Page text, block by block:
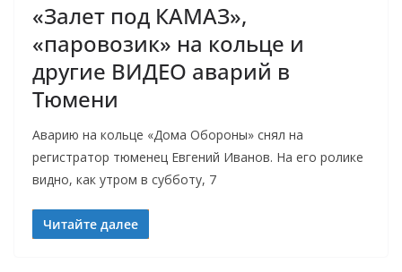
«Залет под КАМАЗ»,
«паровозик» на кольце и
другие ВИДЕО аварий в
Тюмени
Аварию на кольце «Дома Обороны» снял на
регистратор тюменец Евгений Иванов. На его ролике
видно, как утром в субботу, 7
Читайте далее